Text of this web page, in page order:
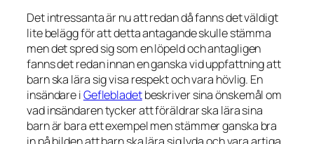
Det intressanta är nu att redan då fanns det väldigt
lite belägg för att detta antagande skulle stämma
men det spred sig som en löpeld och antagligen
fanns det redan innan en ganska vid uppfattning att
barn ska lära sig visa respekt och vara hövlig. En
insändare iGeflebladetbeskriver sina önskemål om
vad insändaren tycker att föräldrar ska lära sina
barn är bara ett exempel men stämmer ganska bra